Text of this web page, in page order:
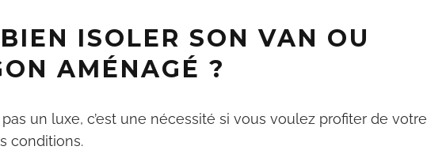
ISOLER SON VAN OU
AMÉNAGÉ ?
pas un luxe, c’est une nécessité si vous voulez profiter de votre
conditions.